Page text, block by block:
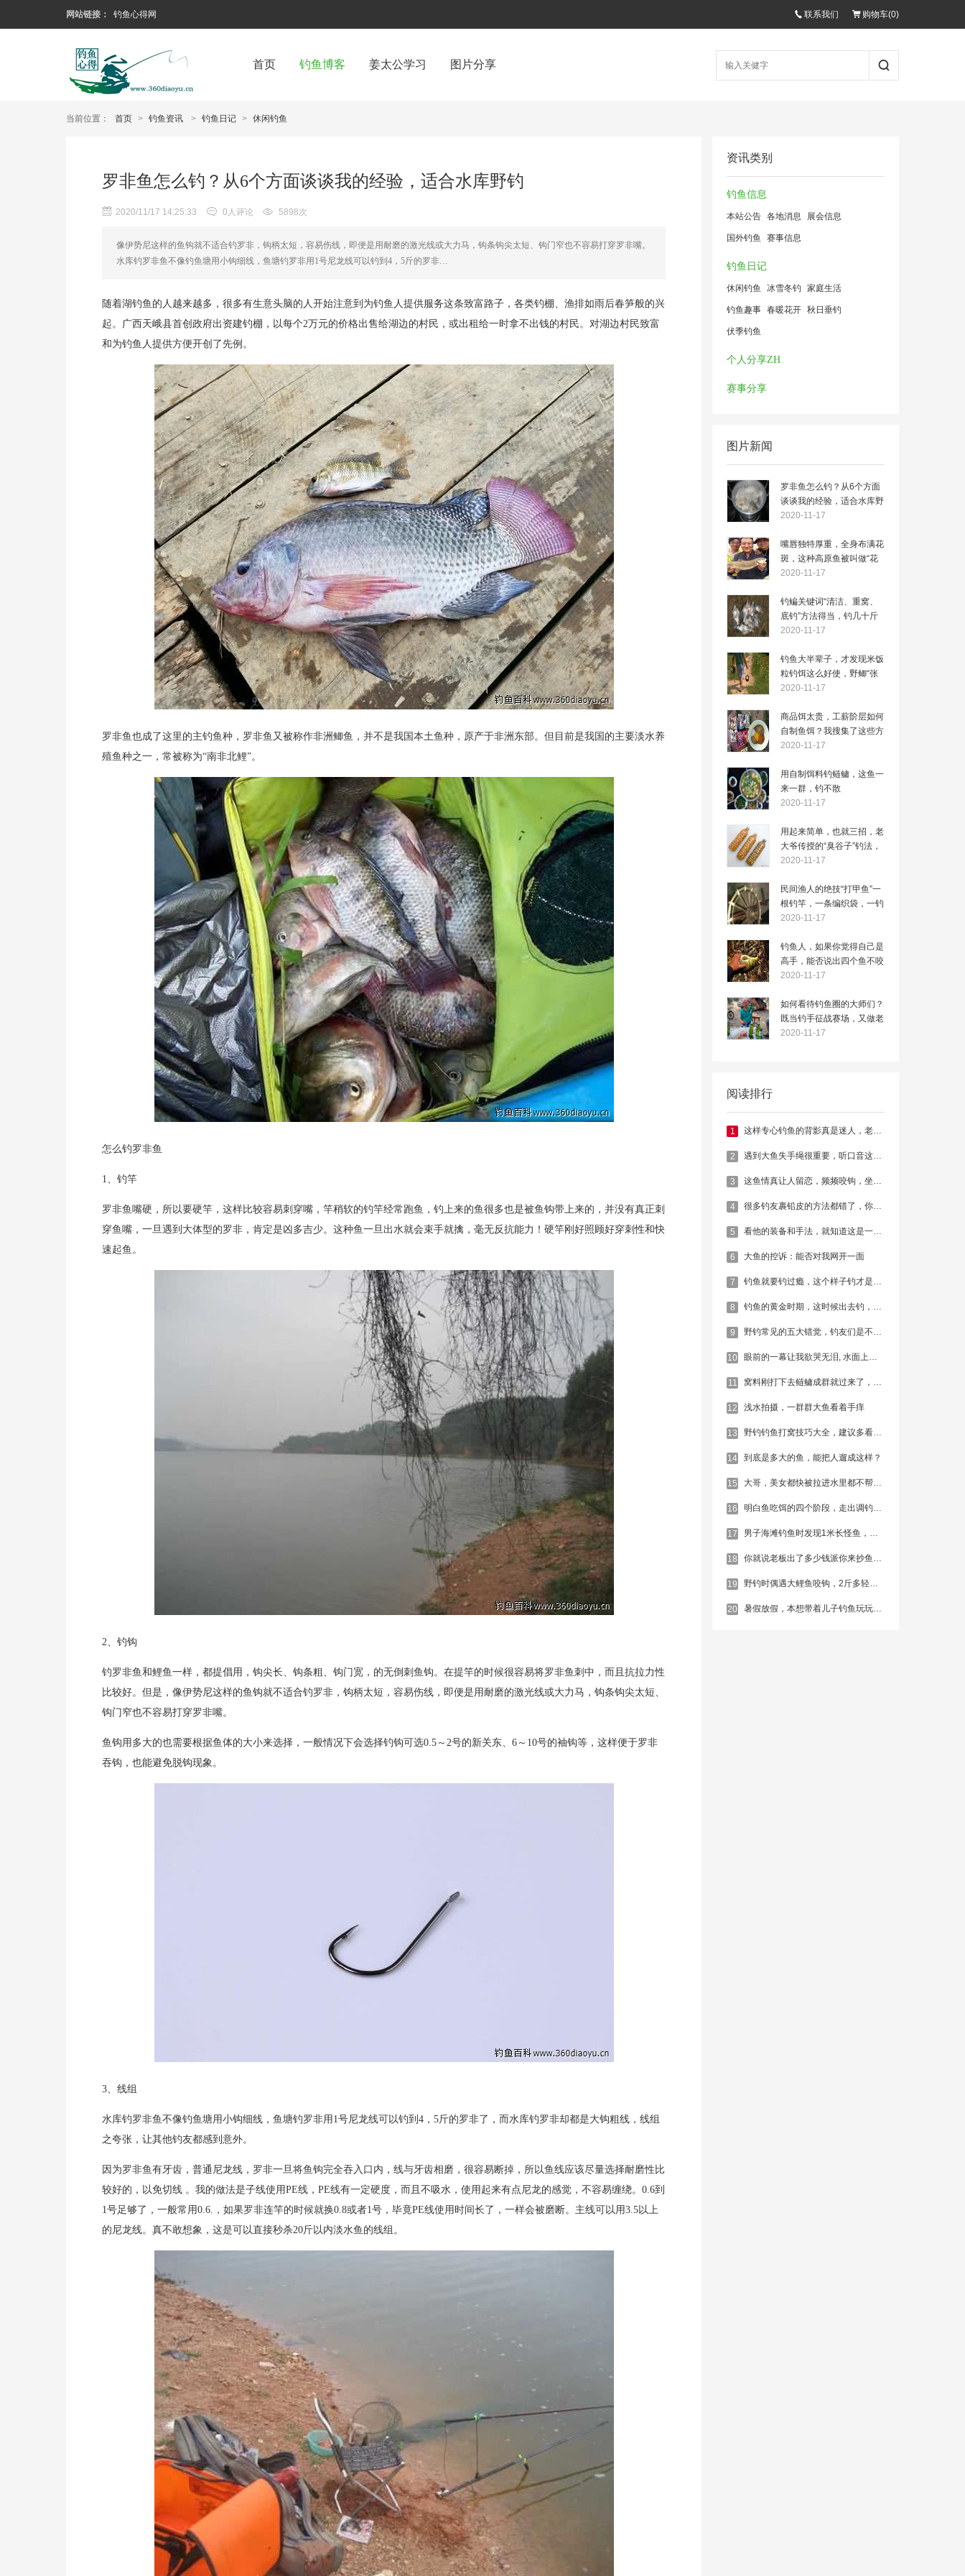
网站链接： 钓鱼心得网 联系我们 购物车(0)
首页 钓鱼博客 姜太公学习 图片分享
当前位置： 首页 > 钓鱼资讯 > 钓鱼日记 > 休闲钓鱼
资讯类别
钓鱼信息
本站公告 各地消息 展会信息
国外钓鱼 赛事信息
钓鱼日记
休闲钓鱼 冰雪冬钓 家庭生活
钓鱼趣事 春暖花开 秋日垂钓
伏季钓鱼
个人分享ZH
赛事分享
图片新闻
罗非鱼怎么钓？从6个方面
谈谈我的经验，适合水库野
钓
2020-11-17
嘴唇独特厚重，全身布满花
斑，这种高原鱼被叫做“花
鱼”
2020-11-17
钓鳊关键词“清洁、重窝、
底钓”方法得当，钓几十斤
不是问题
2020-11-17
钓鱼大半辈子，才发现米饭
粒钓饵这么好使，野鲫“张
口就来”
2020-11-17
商品饵太贵，工薪阶层如何
自制鱼饵？我搜集了这些方
法
2020-11-17
用自制饵料钓鲢鳙，这鱼一
来一群，钓不散
2020-11-17
用起来简单，也就三招，老
大爷传授的“臭谷子”钓法，
专攻大鲤鱼
2020-11-17
民间渔人的绝技“打甲鱼”一
根钓竿，一条编织袋，一钓
一个准
2020-11-17
钓鱼人，如果你觉得自己是
高手，能否说出四个鱼不咬
钩的原因
2020-11-17
如何看待钓鱼圈的大师们？
既当钓手征战赛场，又做老
板角逐商海
2020-11-17
阅读排行
1 这样专心钓鱼的背影真是迷人，老铁们赞同不？
2 遇到大鱼失手绳很重要，听口音这钓鱼的是湖北黄冈的！
3 这鱼情真让人留恋，频频咬钩，坐等爆护！
4 很多钓友裹铅皮的方法都错了，你裹对了吗？
5 看他的装备和手法，就知道这是一位高境界的老钓手
6 大鱼的控诉：能否对我网开一面
7 钓鱼就要钓过瘾，这个样子钓才是最过瘾！
8 钓鱼的黄金时期，这时候出去钓，绝对爆护！
9 野钓常见的五大错觉，钓友们是不是也都经历过
10 眼前的一幕让我欲哭无泪, 水面上漂浮着一层死去的鱼
11 窝料刚打下去鲢鳙成群就过来了，可是这并不是目标鱼啊
12 浅水拍摄，一群群大鱼看着手痒
13 野钓钓鱼打窝技巧大全，建议多看几遍
14 到底是多大的鱼，能把人遛成这样？
15 大哥，美女都快被拉进水里都不帮忙，太坏了
16 明白鱼吃饵的四个阶段，走出调钓误区！
17 男子海滩钓鱼时发现1米长怪鱼，捡起放生后倒吸冷气！
18 你就说老板出了多少钱派你来抄鱼，我出双倍
19 野钓时偶遇大鲤鱼咬钩，2斤多轻松拉起，大家看看这野货纯不纯
20 暑假放假，本想带着儿子钓鱼玩玩，没成想连杆了！
罗非鱼怎么钓？从6个方面谈谈我的经验，适合水库野钓
2020/11/17 14:25:33 0人评论 5898次
像伊势尼这样的鱼钩就不适合钓罗非，钩柄太短，容易伤线，即便是用耐磨的激光线或大力马，钩条钩尖太短、钩门窄也不容易打穿罗非嘴。
水库钓罗非鱼不像钓鱼塘用小钩细线，鱼塘钓罗非用1号尼龙线可以钓到4，5斤的罗非…
随着湖钓鱼的人越来越多，很多有生意头脑的人开始注意到为钓鱼人提供服务这条致富路子，各类钓棚、渔排如雨后春笋般的兴
起。广西天峨县首创政府出资建钓棚，以每个2万元的价格出售给湖边的村民，或出租给一时拿不出钱的村民。对湖边村民致富
和为钓鱼人提供方便开创了先例。
罗非鱼也成了这里的主钓鱼种，罗非鱼又被称作非洲鲫鱼，并不是我国本土鱼种，原产于非洲东部。但目前是我国的主要淡水养
殖鱼种之一，常被称为“南非北鲤”。
怎么钓罗非鱼
1、钓竿
罗非鱼嘴硬，所以要硬竿，这样比较容易刺穿嘴，竿稍软的钓竿经常跑鱼，钓上来的鱼很多也是被鱼钩带上来的，并没有真正刺
穿鱼嘴，一旦遇到大体型的罗非，肯定是凶多吉少。这种鱼一旦出水就会束手就擒，毫无反抗能力！硬竿刚好照顾好穿刺性和快
速起鱼。
2、钓钩
钓罗非鱼和鲤鱼一样，都提倡用，钩尖长、钩条粗、钩门宽，的无倒刺鱼钩。在提竿的时候很容易将罗非鱼刺中，而且抗拉力性
比较好。但是，像伊势尼这样的鱼钩就不适合钓罗非，钩柄太短，容易伤线，即便是用耐磨的激光线或大力马，钩条钩尖太短、
钩门窄也不容易打穿罗非嘴。
鱼钩用多大的也需要根据鱼体的大小来选择，一般情况下会选择钓钩可选0.5～2号的新关东、6～10号的袖钩等，这样便于罗非
吞钩，也能避免脱钩现象。
3、线组
水库钓罗非鱼不像钓鱼塘用小钩细线，鱼塘钓罗非用1号尼龙线可以钓到4，5斤的罗非了，而水库钓罗非却都是大钩粗线，线组
之夸张，让其他钓友都感到意外。
因为罗非鱼有牙齿，普通尼龙线，罗非一旦将鱼钩完全吞入口内，线与牙齿相磨，很容易断掉，所以鱼线应该尽量选择耐磨性比
较好的，以免切线 。我的做法是子线使用PE线，PE线有一定硬度，而且不吸水，使用起来有点尼龙的感觉，不容易缠绕。0.6到
1号足够了，一般常用0.6.，如果罗非连竿的时候就换0.8或者1号，毕竟PE线使用时间长了，一样会被磨断。主线可以用3.5以上
的尼龙线。真不敢想象，这是可以直接秒杀20斤以内淡水鱼的线组。